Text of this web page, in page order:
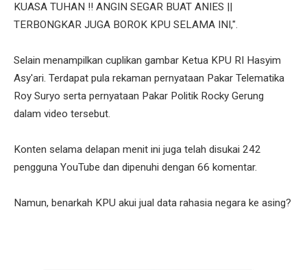
KUASA TUHAN !! ANGIN SEGAR BUAT ANIES ||
TERBONGKAR JUGA BOROK KPU SELAMA INI,".
Selain menampilkan cuplikan gambar Ketua KPU RI Hasyim
Asy'ari. Terdapat pula rekaman pernyataan Pakar Telematika
Roy Suryo serta pernyataan Pakar Politik Rocky Gerung
dalam video tersebut.
Konten selama delapan menit ini juga telah disukai 242
pengguna YouTube dan dipenuhi dengan 66 komentar.
Namun, benarkah KPU akui jual data rahasia negara ke asing?